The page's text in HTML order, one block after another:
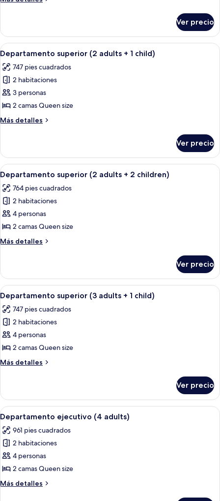
(2
superior
(2
adults)
Ver precio
Abrir
todas
las
fotos
de
Departamento
superior
(2
+
child)
Una habitación de hotel con una
11
Departamento superior (2 adults + 1 child)
747 pies cuadrados
2 habitaciones
3 personas
2 camas Queen size
Más detalles
Más
superior
(2
adults
child)
Ver precio
Abrir
todas
las
fotos
de
Departamento
superior
(2
+
children)
Una habitación de hotel con una
10
Departamento superior (2 adults + 2 children)
764 pies cuadrados
2 habitaciones
4 personas
2 camas Queen size
Más detalles
Más
superior
(2
adults
2
children)
Ver precio
Abrir
todas
las
fotos
de
Departamento
superior
(3
+
child)
Una habitación de hotel con una
10
Departamento superior (3 adults + 1 child)
747 pies cuadrados
2 habitaciones
4 personas
2 camas Queen size
Más detalles
Más
superior
(3
adults
child)
Ver precio
Abrir
todas
las
fotos
de
Departamento
ejecutivo
(4
Una cocina compacta con comedor,
8
Departamento ejecutivo (4 adults)
961 pies cuadrados
2 habitaciones
4 personas
2 camas Queen size
Más detalles
Más